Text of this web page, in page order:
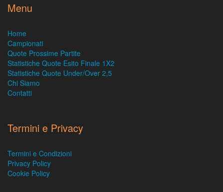
Menu
Home
Campionati
Quote Prossime Partite
Statistiche Quote Esito Finale 1X2
Statistiche Quote Under/Over 2,5
Chi Siamo
Contatti
Termini e Privacy
Termini e Condizioni
Privacy Policy
Cookie Policy